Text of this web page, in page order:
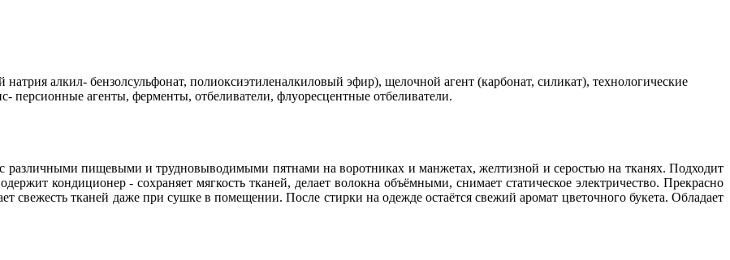
алкил- бензолсульфонат, полиоксиэтиленалкиловый эфир), щелочной агент (карбонат, силикат), технологические
персионные агенты, ферменты, отбеливатели, флуоресцентные отбеливатели.
различными пищевыми и трудновыводимыми пятнами на воротниках и манжетах, желтизной и серостью на тканях. Подходит
кондиционер - сохраняет мягкость тканей, делает волокна объёмными, снимает статическое электричество. Прекрасно
свежесть тканей даже при сушке в помещении. После стирки на одежде остаётся свежий аромат цветочного букета. Обладает